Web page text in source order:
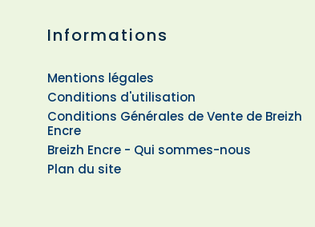
Informations
Mentions légales
Conditions d'utilisation
Conditions Générales de Vente de Breizh
Encre
Breizh Encre - Qui sommes-nous
Plan du site